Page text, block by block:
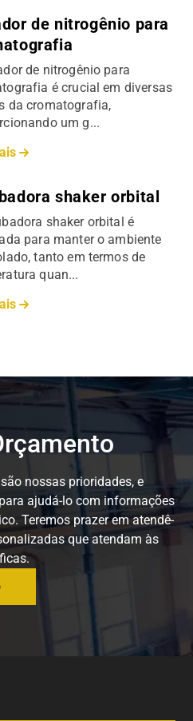
de nitrogênio para
de nitrogênio para
é crucial em diversas
da cromatografia,
um g...
shaker orbital
shaker orbital é
para manter o ambiente
tanto em termos de
quan...
nossas prioridades, e
ajudá-lo com informações
Teremos prazer em atendê-
que atendam às